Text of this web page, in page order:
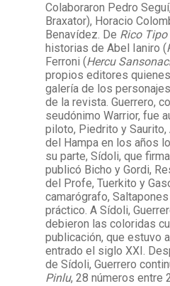
Colaboraron Pedro
Braxator), Horacio
Benavídez. De Rico Tipo
historias de Abel Ianiro (
Ferroni (Hercu
propios editores
galería de los
de la revista. Guerrero,
seudónimo Warrior, fue
piloto, Piedrito y Saurito,
del Hampa en los años
su parte, Sídoli, que
publicó Bicho y Gordi,
del Profe, Tuerkito y
camarógrafo,
práctico. A Sídoli,
debieron las coloridas
publicación, que estuvo
entrado el siglo XXI.
de Sídoli, Guerrero
Pinlu, 28 números entre